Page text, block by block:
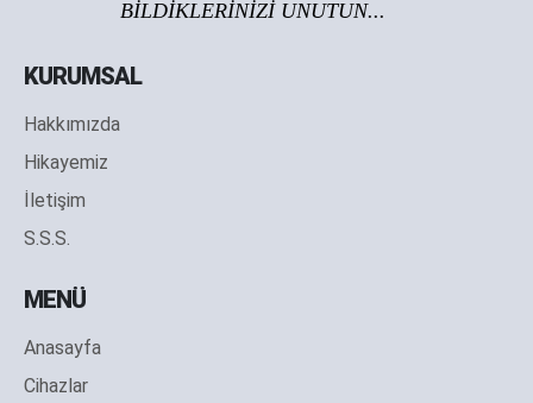
BİLDİKLERİNİZİ UNUTUN...
KURUMSAL
Hakkımızda
Hikayemiz
İletişim
S.S.S.
MENÜ
Anasayfa
Cihazlar